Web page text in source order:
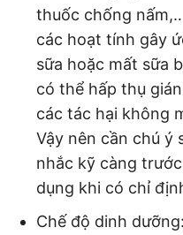
thuốc chống
các hoạt tính gây
sữa hoặc mất sữa
có thể hấp thụ
các tác hại không
Vậy nên cần chú ý
nhắc kỹ càng
dụng khi có chỉ
Chế độ dinh